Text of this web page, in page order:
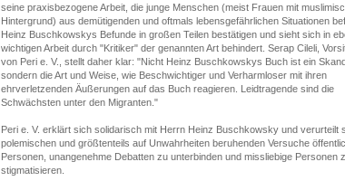
seine praxisbezogene Arbeit, die junge Menschen (meist Frauen mit
Hintergrund) aus demütigenden und oftmals lebensgefährlichen Situationen
Heinz Buschkowskys Befunde in großen Teilen bestätigen und sieht sich in
wichtigen Arbeit durch "Kritiker" der genannten Art behindert. Serap Cileli,
von Peri e. V., stellt daher klar: "Nicht Heinz Buschkowskys Buch ist ein
sondern die Art und Weise, wie Beschwichtiger und Verharmloser mit ihren
ehrverletzenden Äußerungen auf das Buch reagieren. Leidtragende sind die
Schwächsten unter den Migranten."
Peri e. V. erklärt sich solidarisch mit Herrn Heinz Buschkowsky und verurteilt
polemischen und größtenteils auf Unwahrheiten beruhenden Versuche
Personen, unangenehme Debatten zu unterbinden und missliebige Personen
stigmatisieren.